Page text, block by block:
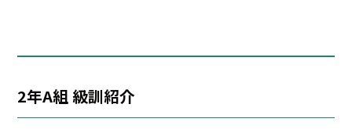
2年A組 級訓紹介